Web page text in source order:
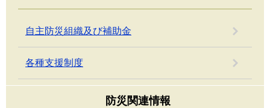
自主防災組織及び補助金
各種支援制度
防災関連情報